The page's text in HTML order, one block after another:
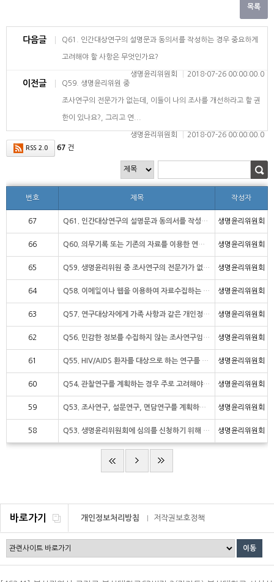
다음글 Q61. 인간대상연구의 설명문과 동의서를 작성하는 경우 중요하게
고려해야 할 사항은 무엇인가요?
생명윤리위원회 2018-07-26 00:00:00.0
이전글 Q59. 생명윤리위원 중
조사연구의 전문가가 없는데, 이들이 나의 조사를 개선하라고 할 권
한이 있나요?, 그리고 연...
생명윤리위원회 2018-07-26 00:00:00.0
RSS 2.0 67건
번호 제목 작성자
67 Q61. 인간대상연구의 설명문과 동의서를 작성하는 경우 중요하게 고려해야 할 사항은 무엇인 생명윤리위원회
66 Q60. 의무기록 또는 기존의 자료를 이용한 연구를 계획하는 경우 중요하게 고려해야 할 사 생명윤리위원회
65 Q59. 생명윤리위원 중 조사연구의 전문가가 없는데, 이들이 나의 조사를 개선하라고 할 권 생명윤리위원회
64 Q58. 이메일이나 웹을 이용하여 자료수집하는 경우 중요하게 고려해야 할 사항은 무엇인가요 생명윤리위원회
63 Q57. 연구대상자에게 가족 사항과 같은 개인정보를 질문해도 되나요? 생명윤리위원회
62 Q56. 민감한 정보를 수집하지 않는 조사연구임에도 불구하고 생명윤리위원회에서 가능한 위험 생명윤리위원회
61 Q55. HIV/AIDS 환자를 대상으로 하는 연구를 계획하는 경우 중요하게 고려해야 할 생명윤리위원회
60 Q54. 관찰연구를 계획하는 경우 주로 고려해야 하는 것은 무엇인가요? 생명윤리위원회
59 Q53. 조사연구, 설문연구, 면담연구를 계획하는 경우 중요하게 고려해야 할 사항은 무엇인 생명윤리위원회
58 Q53. 생명윤리위원회에 심의를 신청하기 위해 전반적으로 고려해야 할 사항은 무엇인가요? 생명윤리위원회
바로가기 개인정보처리방침 저작권보호정책